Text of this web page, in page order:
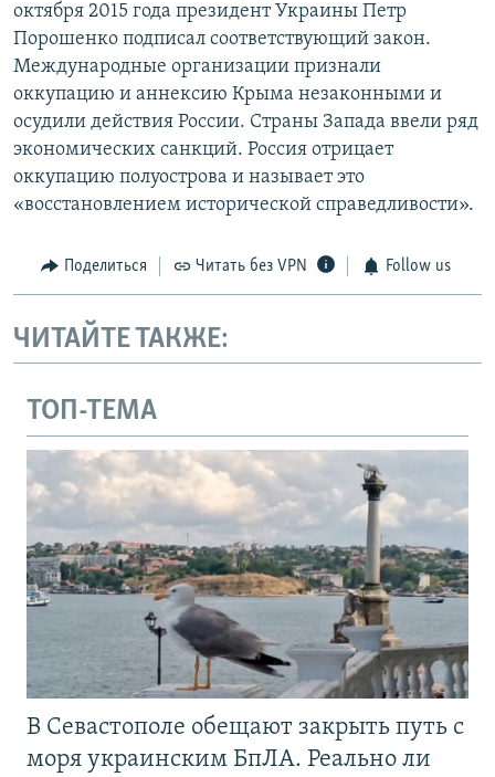
октября 2015 года президент Украины Петр
Порошенко подписал соответствующий закон.
Международные организации признали
оккупацию и аннексию Крыма незаконными и
осудили действия России. Страны Запада ввели ряд
экономических санкций. Россия отрицает
оккупацию полуострова и называет это
«восстановлением исторической справедливости».
Поделиться Читать без VPN Follow us
ЧИТАЙТЕ ТАКЖЕ:
ТОП-ТЕМА
В Севастополе обещают закрыть путь с
моря украинским БпЛА. Реально ли